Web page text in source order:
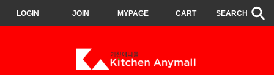
LOGIN JOIN MYPAGE CART SEARCH